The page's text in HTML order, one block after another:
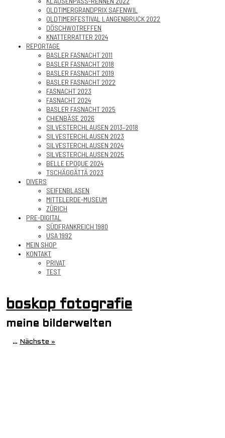
OLDTIMERGRANDPRIX SAFENWIL
OLDTIMERFESTIVAL LANGENBRUCK 2022
DÖSCHWOTREFFEN
KNATTERRATTER 2024
REPORTAGE
BASLER FASNACHT 2011
BASLER FASNACHT 2018
BASLER FASNACHT 2019
BASLER FASNACHT 2022
FASNACHT 2023
FASNACHT 2024
BASLER FASNACHT 2025
CHIENBÄSE 2026
SILVESTERCHLAUSEN 2013–2018
SILVESTERCHLAUSEN 2023
SILVESTERCHLAUSEN 2024
SILVESTERCHLAUSEN 2025
BELLE EPOQUE 2024
TSCHÄGGÄTTÄ 2023
DIVERS
SEIFENBLASEN
MITTELERDE-MUSEUM
ZÜRICH
PRE-DIGITAL
SÜDFRANKREICH 1980
USA 1992
MEIN SHOP
KONTAKT
PRIVAT
TEST
boskop fotografie
meine bilderwelten
… Nächste »